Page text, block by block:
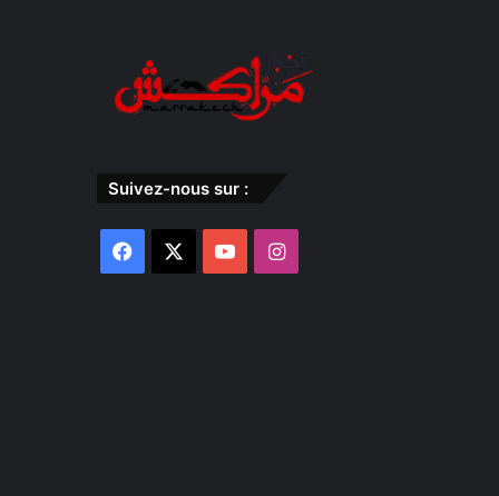
Suivez-nous sur :
Facebook YouTubeInstagram